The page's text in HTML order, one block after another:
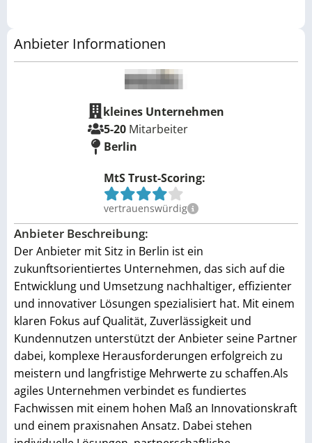
Anbieter Informationen
kleines Unternehmen
5-20 Mitarbeiter
Berlin
MtS Trust-Scoring:
vertrauenswürdig
Anbieter Beschreibung:
Der Anbieter mit Sitz in Berlin ist ein
zukunftsorientiertes Unternehmen, das sich auf die
Entwicklung und Umsetzung nachhaltiger, effizienter
und innovativer Lösungen spezialisiert hat. Mit einem
klaren Fokus auf Qualität, Zuverlässigkeit und
Kundennutzen unterstützt der Anbieter seine Partner
dabei, komplexe Herausforderungen erfolgreich zu
meistern und langfristige Mehrwerte zu schaffen.Als
agiles Unternehmen verbindet es fundiertes
Fachwissen mit einem hohen Maß an Innovationskraft
und einem praxisnahen Ansatz. Dabei stehen